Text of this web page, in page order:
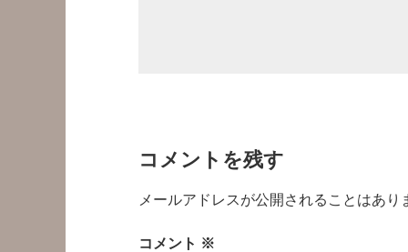
コメントを残す
メールアドレスが公開されることはあり
コメント ※